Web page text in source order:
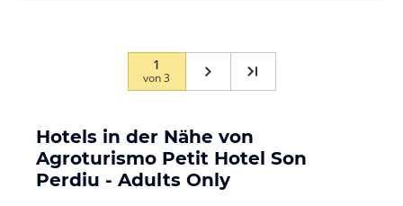
1
von3
Hotels in der Nähe von
Agroturismo Petit Hotel Son
Perdiu - Adults Only